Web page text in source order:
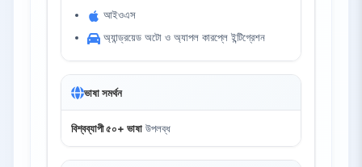
আইওএস
অ্যান্ড্রয়েড অটো ও অ্যাপল কারপ্লে ইন্টিগ্রেশন
ভাষা সমর্থন
বিশ্বব্যাপী ৫০+ ভাষা উপলব্ধ